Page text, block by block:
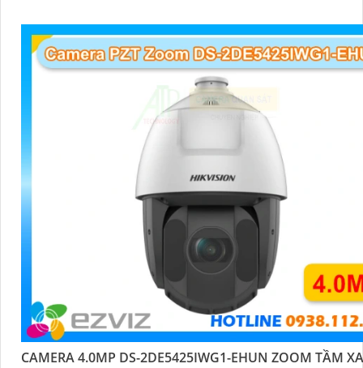
CAMERA 4.0MP DS-2DE5425IWG1-EHUN ZOOM TẦM XA